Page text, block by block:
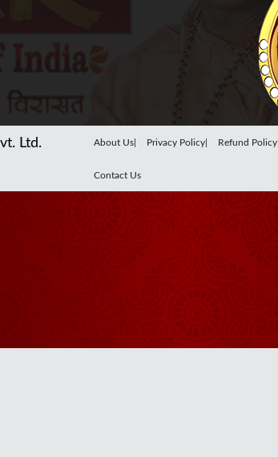
Ltd. About Us| Privacy Policy| Refund Policy|
Contact Us